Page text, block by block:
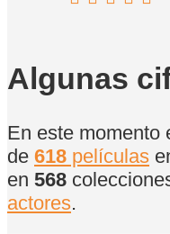
Algunas
En este momento
de 618 películas
en 568
actores.